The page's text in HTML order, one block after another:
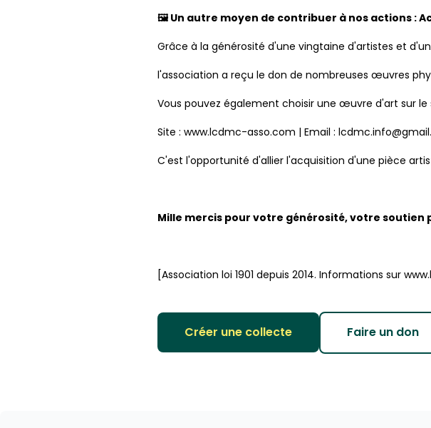
🖼️ Un autre moyen de contribuer à nos actions :
Grâce à la générosité d'une vingtaine d'artistes et
l'association a reçu le don de nombreuses œuvres
Vous pouvez également choisir une œuvre d'art sur
Site : www.lcdmc-asso.com | Email :
C'est l'opportunité d'allier l'acquisition d'une pièce
Mille mercis pour votre générosité, votre soutien
[Association loi 1901 depuis 2014. Informations sur
Créer une collecte Faire un don